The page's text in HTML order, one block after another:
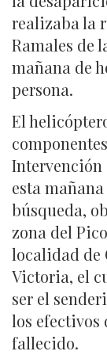
realizaba la
Ramales de
mañana de
persona.
El
Intervención
esta
búsqueda,
zona del
localidad de
Victoria, el
ser el
los efectivos
fallecido.